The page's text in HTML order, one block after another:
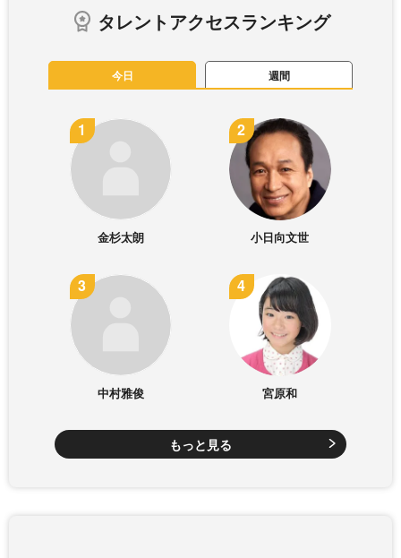
タレントアクセスランキング
今日 週間
金杉太朗 小日向文世
中村雅俊 宮原和
もっと見る